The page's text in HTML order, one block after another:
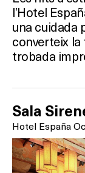
l’Hotel
una cuidada
converteix la
trobada
Sala
Hotel España